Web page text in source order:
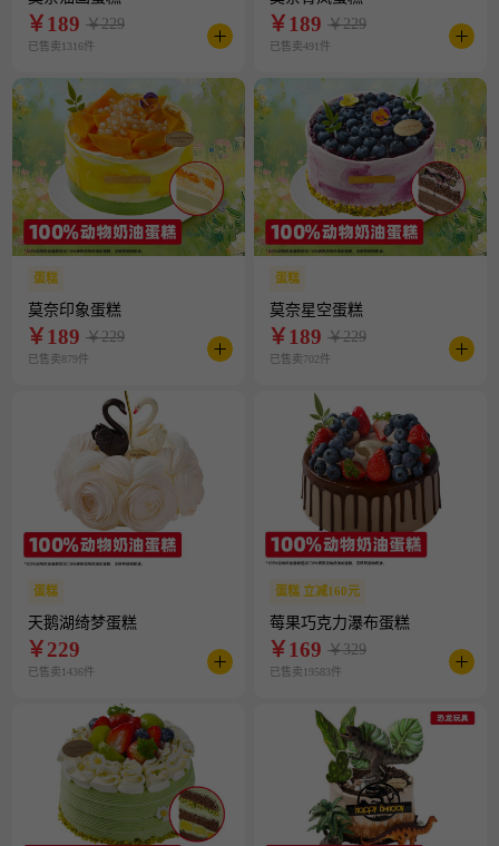
￥189 ￥229
已售卖1316件
￥189 ￥229
已售卖491件
蛋糕
莫奈印象蛋糕
￥189 ￥229
已售卖879件
蛋糕
莫奈星空蛋糕
￥189 ￥229
已售卖702件
蛋糕
天鹅湖绮梦蛋糕
￥229
已售卖1436件
蛋糕 立减160元
莓果巧克力瀑布蛋糕
￥169 ￥329
已售卖19583件